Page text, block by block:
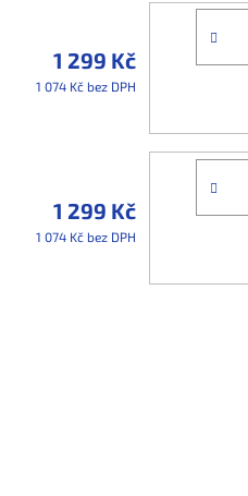
1 299 Kč
1 074 Kč bez DPH
1 299 Kč
1 074 Kč bez DPH